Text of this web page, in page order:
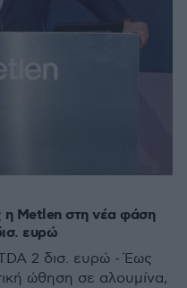
η Metlen στη νέα φάση
ευρώ
2 δισ. ευρώ - Έως
ώθηση σε αλουμίνα,